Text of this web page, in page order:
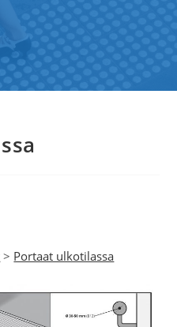
> Portaat ulkotilassa